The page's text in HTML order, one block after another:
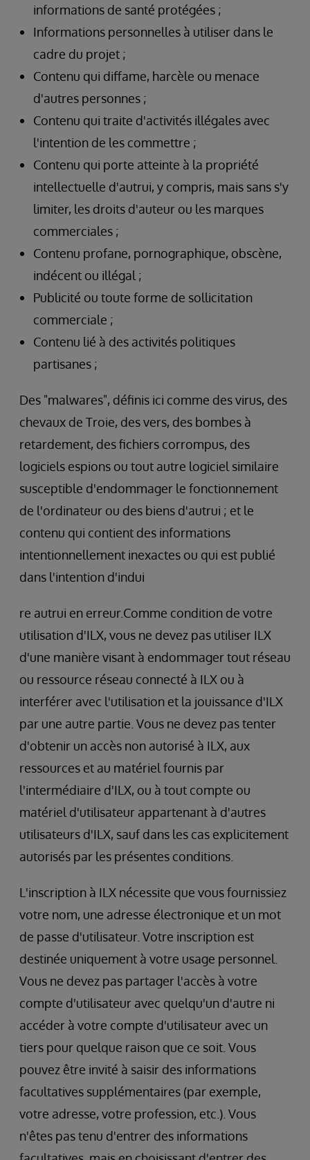
informations de santé protégées ;
Informations personnelles à utiliser dans le
cadre du projet ;
Contenu qui diffame, harcèle ou menace
d'autres personnes ;
Contenu qui traite d'activités illégales avec
l'intention de les commettre ;
Contenu qui porte atteinte à la propriété
intellectuelle d'autrui, y compris, mais sans s'y
limiter, les droits d'auteur ou les marques
commerciales ;
Contenu profane, pornographique, obscène,
indécent ou illégal ;
Publicité ou toute forme de sollicitation
commerciale ;
Contenu lié à des activités politiques
partisanes ;
Des "malwares", définis ici comme des virus, des
chevaux de Troie, des vers, des bombes à
retardement, des fichiers corrompus, des
logiciels espions ou tout autre logiciel similaire
susceptible d'endommager le fonctionnement
de l'ordinateur ou des biens d'autrui ; et le
contenu qui contient des informations
intentionnellement inexactes ou qui est publié
dans l'intention d'indui
re autrui en erreur.Comme condition de votre
utilisation d'ILX, vous ne devez pas utiliser ILX
d'une manière visant à endommager tout réseau
ou ressource réseau connecté à ILX ou à
interférer avec l'utilisation et la jouissance d'ILX
par une autre partie. Vous ne devez pas tenter
d'obtenir un accès non autorisé à ILX, aux
ressources et au matériel fournis par
l'intermédiaire d'ILX, ou à tout compte ou
matériel d'utilisateur appartenant à d'autres
utilisateurs d'ILX, sauf dans les cas explicitement
autorisés par les présentes conditions.
L'inscription à ILX nécessite que vous fournissiez
votre nom, une adresse électronique et un mot
de passe d'utilisateur. Votre inscription est
destinée uniquement à votre usage personnel.
Vous ne devez pas partager l'accès à votre
compte d'utilisateur avec quelqu'un d'autre ni
accéder à votre compte d'utilisateur avec un
tiers pour quelque raison que ce soit. Vous
pouvez être invité à saisir des informations
facultatives supplémentaires (par exemple,
votre adresse, votre profession, etc.). Vous
n'êtes pas tenu d'entrer des informations